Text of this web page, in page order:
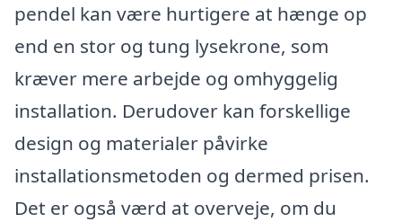
pendel kan være hurtigere at hænge op
end en stor og tung lysekrone, som
kræver mere arbejde og omhyggelig
installation. Derudover kan forskellige
design og materialer påvirke
installationsmetoden og dermed prisen.
Det er også værd at overveje, om du